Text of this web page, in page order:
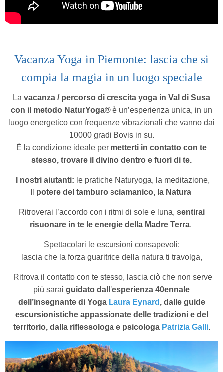
Vacanza Yoga in Piemonte: lascia che si
compia la magia in un luogo speciale
La vacanza / percorso di crescita yoga in Val di Susa
con il metodo NaturYoga® è un’esperienza unica, in un
luogo energetico con frequenze vibrazionali che vanno dai
10000 gradi Bovis in su.
È la condizione ideale per metterti in contatto con te
stesso, trovare il divino dentro e fuori di te.
I nostri aiutanti: le pratiche Naturyoga, la meditazione,
potere del tamburo sciamanico, la Natura
Ritroverai l’accordo con i ritmi di sole e luna, sentirai
risuonare in te le energie della Madre Terra.
Spettacolari le escursioni consapevoli:
lascia che la forza guaritrice della natura ti travolga,
Ritrova il contatto con te stesso, lascia ciò che non serve
più sarai guidato dall’esperienza 40ennale
dell’insegnante di Yoga Laura Eynard , dalle guide
escursionistiche appassionate delle tradizioni e del
territorio, dalla riflessologa e psicologa Patrizia Galli.